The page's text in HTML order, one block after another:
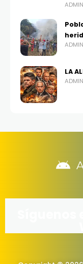
ADMIN
ADMIN
LA
ADMIN